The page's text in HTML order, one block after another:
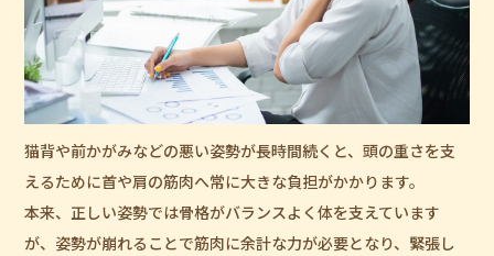
猫背や前かがみなどの悪い姿勢が長時間続くと、頭の重さを支
えるために首や肩の筋肉へ常に大きな負担がかかります。
本来、正しい姿勢では骨格がバランスよく体を支えています
が、姿勢が崩れることで筋肉に余計な力が必要となり、緊張し